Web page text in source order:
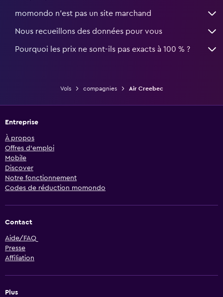
momondo n'est pas un site marchand
Nous recueillons des données pour vous
Pourquoi les prix ne sont-ils pas exacts à 100 % ?
Vols compagnies Air Creebec
Entreprise
À propos
Offres d’emploi
Mobile
Discover
Notre fonctionnement
Codes de réduction momondo
Contact
Aide/FAQ
Presse
Affiliation
Plus